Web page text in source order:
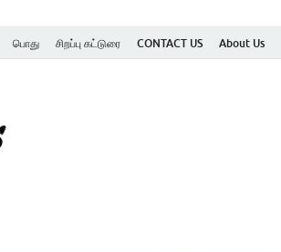
பொது சிறப்பு கட்டுரை CONTACT US About Us